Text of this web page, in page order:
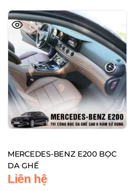
MERCEDES-BENZ E200 BỌC
DA GHẾ
Liên hệ